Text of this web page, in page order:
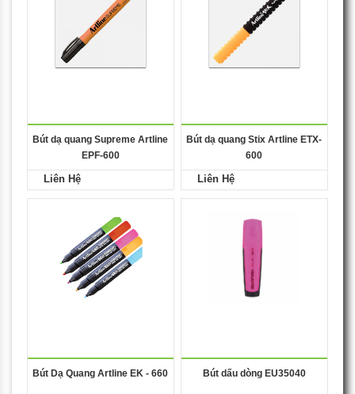
Bút dạ quang Supreme Artline
EPF-600
Liên Hệ
Bút dạ quang Stix Artline ETX-
600
Liên Hệ
Bút Dạ Quang Artline EK - 660 Bút dấu dòng EU35040